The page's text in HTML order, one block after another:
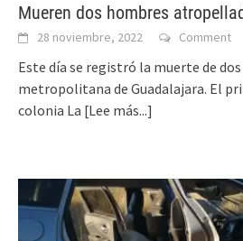
Mueren dos hombres
28 noviembre, 2022 Comment
Este día se registró la muerte de
metropolitana de Guadalajara. El
colonia La [Lee más...]